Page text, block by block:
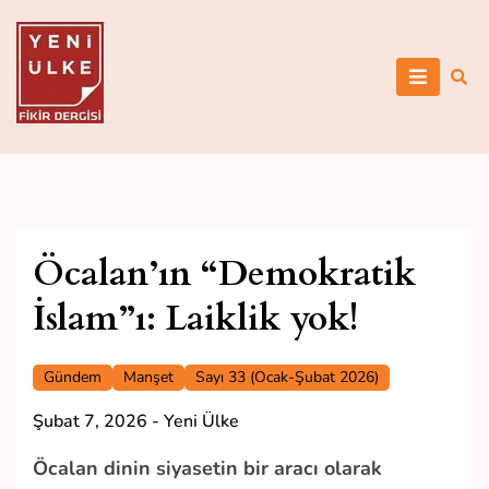
content
Yeni Ülke
Öcalan’ın “Demokratik
İslam”ı: Laiklik yok!
Gündem Manşet Sayı 33 (Ocak-Şubat 2026)
Şubat 7, 2026 - Yeni Ülke
Öcalan dinin siyasetin bir aracı olarak